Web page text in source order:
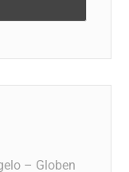
– Globen